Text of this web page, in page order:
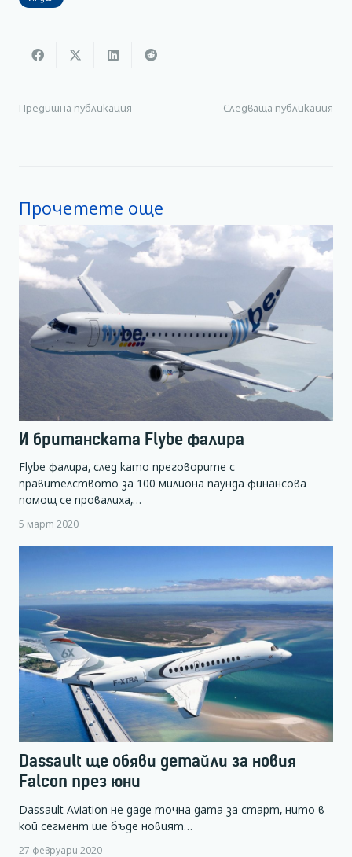
Предишна публикация Следваща публикация
Прочетете още
И британската Flybe фалира
Flybe фалира, след като преговорите с
правителството за 100 милиона паунда финансова
помощ се провалиха,…
5 март 2020
Dassault ще обяви детайли за новия
Falcon през юни
Dassault Aviation не даде точна дата за старт, нито в
кой сегмент ще бъде новият…
27 февруари 2020